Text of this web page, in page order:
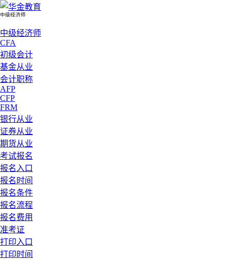
中级经济师
中级经济师
CFA
初级会计
基金从业
会计职称
AFP
CFP
FRM
银行从业
证券从业
期货从业
考试报名
报名入口
报名时间
报名条件
报名流程
报名费用
准考证
打印入口
打印时间